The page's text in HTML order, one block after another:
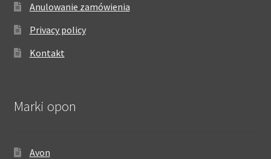
Anulowanie zamówienia
Privacy policy
Kontakt
Marki opon
Avon